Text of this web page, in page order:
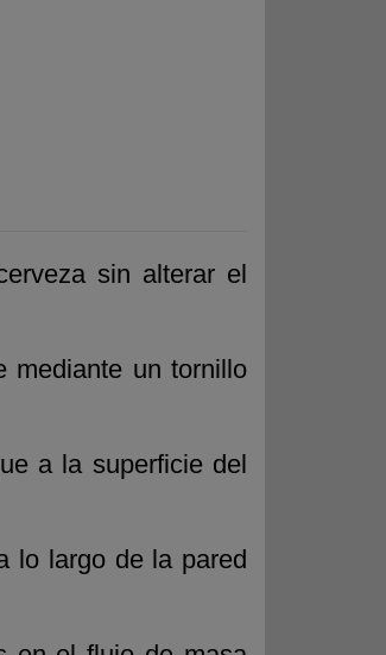
sin alterar el
mediante un tornillo
a la superficie del
lo largo de la pared